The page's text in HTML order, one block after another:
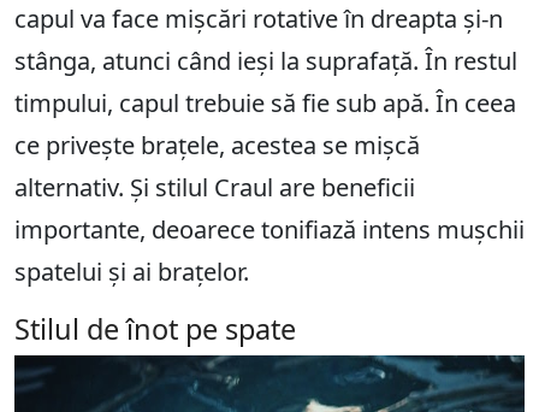
capul va face mișcări rotative în dreapta și-n
stânga, atunci când ieși la suprafață. În restul
timpului, capul trebuie să fie sub apă. În ceea
ce privește brațele, acestea se mișcă
alternativ. Și stilul Craul are beneficii
importante, deoarece tonifiază intens mușchii
spatelui și ai brațelor.
Stilul de înot pe spate